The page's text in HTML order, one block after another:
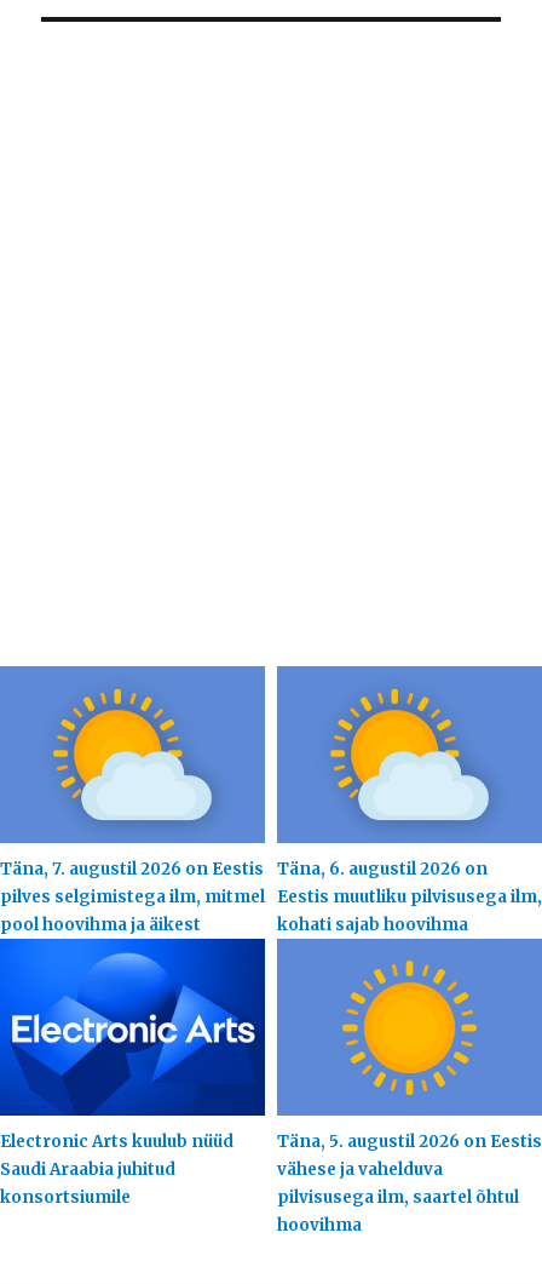
Täna, 7. augustil 2026 on Eestis
pilves selgimistega ilm, mitmel
pool hoovihma ja äikest
Täna, 6. augustil 2026 on
Eestis muutliku pilvisusega ilm,
kohati sajab hoovihma
Electronic Arts kuulub nüüd
Saudi Araabia juhitud
konsortsiumile
Täna, 5. augustil 2026 on Eestis
vähese ja vahelduva
pilvisusega ilm, saartel õhtul
hoovihma